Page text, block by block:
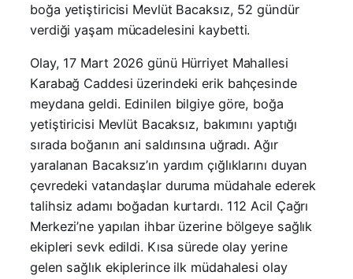
boğa yetiştiricisi Mevlüt Bacaksız, 52 gündür
verdiği yaşam mücadelesini kaybetti.
Olay, 17 Mart 2026 günü Hürriyet Mahallesi
Karabağ Caddesi üzerindeki erik bahçesinde
meydana geldi. Edinilen bilgiye göre, boğa
yetiştiricisi Mevlüt Bacaksız, bakımını yaptığı
sırada boğanın ani saldırısına uğradı. Ağır
yaralanan Bacaksız’ın yardım çığlıklarını duyan
çevredeki vatandaşlar duruma müdahale ederek
talihsiz adamı boğadan kurtardı. 112 Acil Çağrı
Merkezi’ne yapılan ihbar üzerine bölgeye sağlık
ekipleri sevk edildi. Kısa sürede olay yerine
gelen sağlık ekiplerince ilk müdahalesi olay